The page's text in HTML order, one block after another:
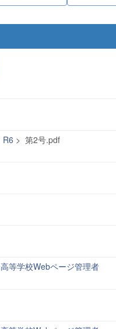
R6 > 第2号.pdf
等学校Webページ管理者